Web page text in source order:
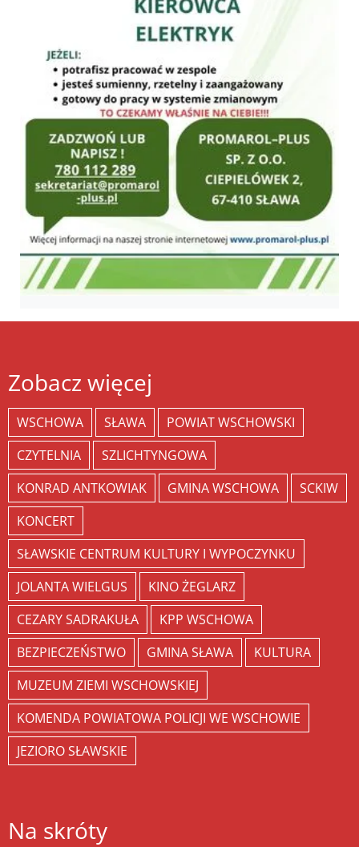
Zobacz więcej
WSCHOWA SŁAWA
POWIAT WSCHOWSKI
CZYTELNIA
SZLICHTYNGOWA
KONRAD ANTKOWIAK
GMINA WSCHOWA
SCKIW
KONCERT
SŁAWSKIE CENTRUM KULTURY I WYPOCZYNKU
JOLANTA WIELGUS
KINO ŻEGLARZ
CEZARY SADRAKUŁA
KPP WSCHOWA
BEZPIECZEŃSTWO
GMINA SŁAWA
KULTURA
MUZEUM ZIEMI WSCHOWSKIEJ
KOMENDA POWIATOWA POLICJI WE WSCHOWIE
JEZIORO SŁAWSKIE
Na skróty